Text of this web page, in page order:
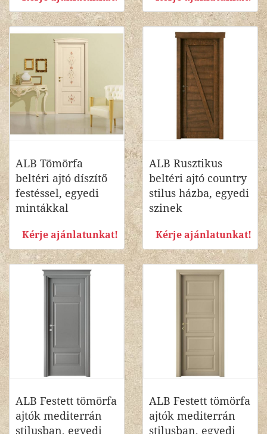
ALB Tömörfa
beltéri ajtó díszítő
festéssel, egyedi
mintákkal
Kérje ajánlatunkat!
ALB Rusztikus
beltéri ajtó country
stilus házba, egyedi
szinek
Kérje ajánlatunkat!
ALB Festett tömörfa
ajtók mediterrán
stilusban, egyedi
ALB Festett tömörfa
ajtók mediterrán
stilusban, egyedi